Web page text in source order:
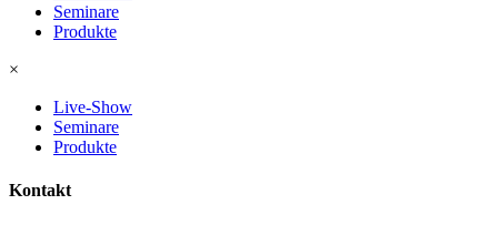
Seminare
Produkte
×
Live-Show
Seminare
Produkte
Kontakt